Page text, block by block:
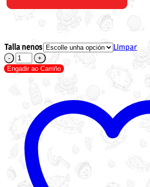
Talla nenos
Limpar
Camiseta
Samaín
para
nen@s
Engadir ao Carriño